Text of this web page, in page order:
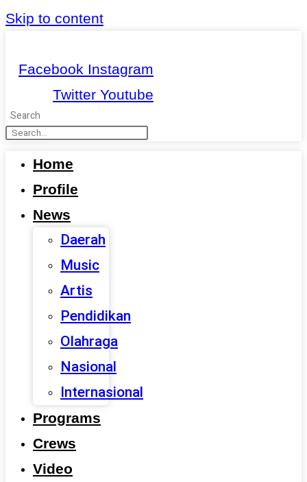
Skip to content
Facebook Instagram
Twitter Youtube
Search
Home
Profile
News
Daerah
Music
Artis
Pendidikan
Olahraga
Nasional
Internasional
Programs
Crews
Video